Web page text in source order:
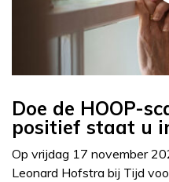
Doe de HOOP-
positief staat u
Op vrijdag 17 november
Leonard Hofstra bij Tijd